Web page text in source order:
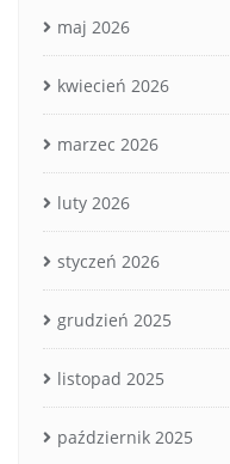
maj 2026
kwiecień 2026
marzec 2026
luty 2026
styczeń 2026
grudzień 2025
listopad 2025
październik 2025